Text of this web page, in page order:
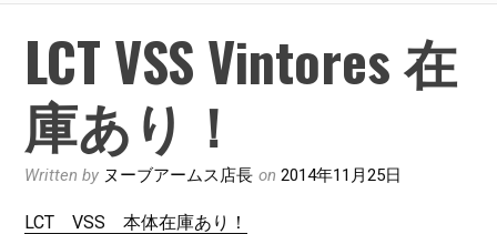
LCT VSS Vintores 在
庫あり！
Written by ヌーブアームス店長 on2014年11月25日
LCT VSS 本体在庫あり！